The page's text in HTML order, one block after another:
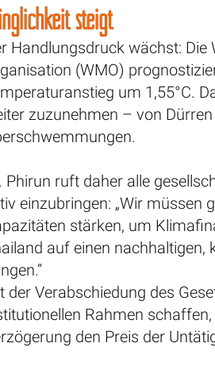
steigt
Handlungsdruck wächst: Die
(WMO)
um 1,55°C.
zuzunehmen – von
Phirun ruft daher alle
einzubringen: „Wir müssen
stärken, um
auf einen nachhaltigen,
der Verabschiedung des
Rahmen
den Preis der